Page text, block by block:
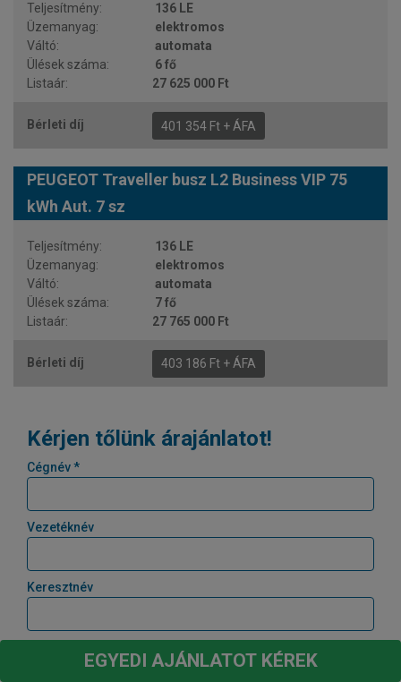
136 LE
elektromos
automata
6 fő
27 625 000 Ft
401 354 Ft + ÁFA
PEUGEOT Traveller busz L2 Business VIP 75
kWh Aut. 7 sz
136 LE
elektromos
automata
7 fő
27 765 000 Ft
403 186 Ft + ÁFA
Kérjen tőlünk árajánlatot!
Cégnév *
Vezetéknév
Keresztnév
EGYEDI AJÁNLATOT KÉREK